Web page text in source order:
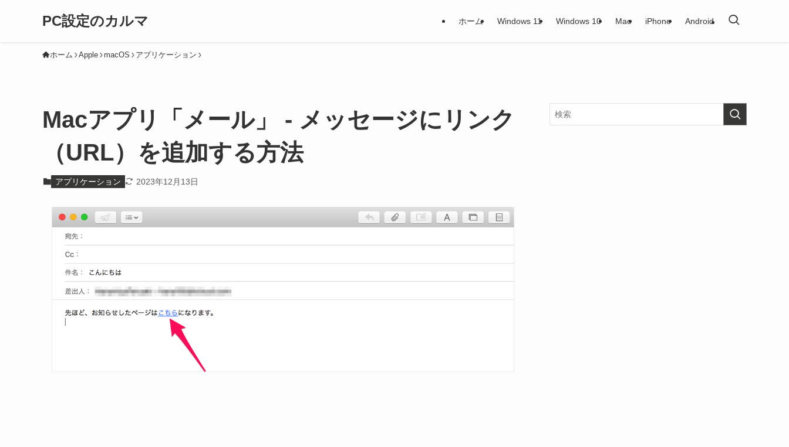
PC設定のカルマ ホーム Windows 11 Windows 10 Mac iPhone Android
ホーム Apple macOS アプリケーション
Macアプリ「メール」 - メッセージにリンク
（URL）を追加する方法
アプリケーション 2023年12月13日